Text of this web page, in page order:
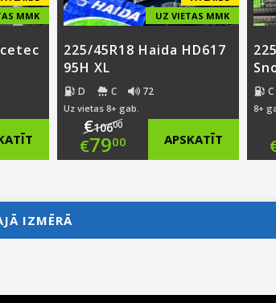
MMK
UZ VIETAS MMK
225/45R18 Haida HD617
95H XL
D C 72
Uz vietas 8+ gab.
€10600
Original
was:
€106.00.
€7900
price
is:
APSKATĪT
C
8+
IZMĒRĀ